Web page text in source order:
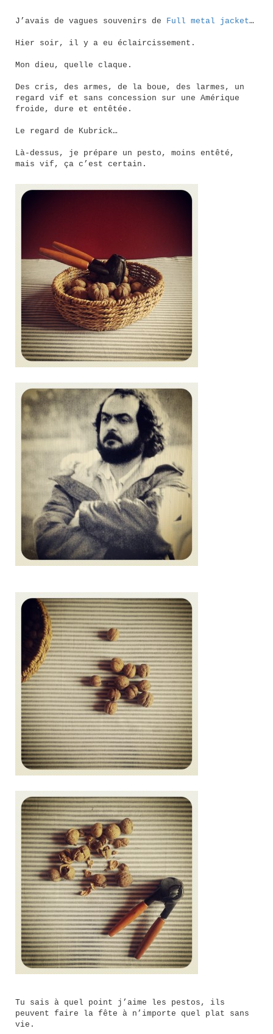
J’avais de vagues souvenirs de Full metal jacket…
Hier soir, il y a eu éclaircissement.
Mon dieu, quelle claque.
Des cris, des armes, de la boue, des larmes, un
regard vif et sans concession sur une Amérique
froide, dure et entêtée.
Le regard de Kubrick…
Là-dessus, je prépare un pesto, moins entêté,
mais vif, ça c’est certain.
Tu sais à quel point j’aime les pestos, ils
peuvent faire la fête à n’importe quel plat sans
vie.